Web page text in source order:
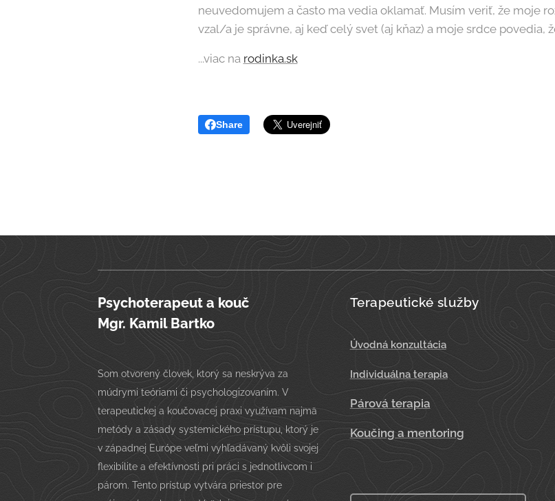
neuvedomujem a často ma vedia oklamať. Musím veriť, že moje
vzal/a je správne, aj keď celý svet (aj kňaz) a moje srdce povedia,
...viac na rodinka.sk
Share
Psychoterapeut a kouč
Mgr. Kamil Bartko
Som otvorený človek, ktorý sa neskrýva za
múdrymi teóriami či psychologizovaním. V
terapeutickej a koučovacej praxi využívam najmä
metódy a zásady systemického prístupu, ktorý je
v západnej Európe veľmi vyhľadávaný kvôli svojej
flexibilite a efektívnosti pri práci s jednotlivcom i
párom. Tento prístup vytvára priestor pre
Terapeutické služby
Úvodná konzultácia
Individuálna terapia
Párová terapia
Koučing a mentoring